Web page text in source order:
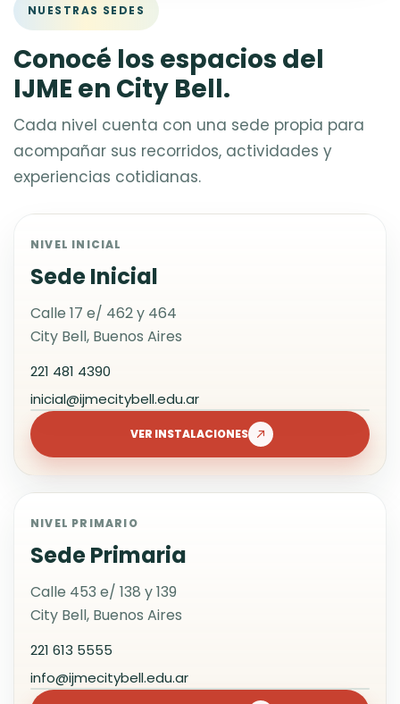
NUESTRAS SEDES
Conocé los espacios del
IJME en City Bell.
Cada nivel cuenta con una sede propia para
acompañar sus recorridos, actividades y
experiencias cotidianas.
NIVEL INICIAL
Sede Inicial
Calle 17 e/ 462 y 464
City Bell, Buenos Aires
221 481 4390
inicial@ijmecitybell.edu.ar
Jardín de infantes - Instituto José
Nivel InicialVER INSTALACIONES
NIVEL PRIMARIO
Sede Primaria
Calle 453 e/ 138 y 139
City Bell, Buenos Aires
221 613 5555
info@ijmecitybell.edu.ar
Colegio Estrada nueva sede -